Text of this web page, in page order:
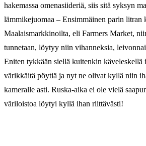
hakemassa omenasiideriä, siis sitä syksyn
lämmikejuomaa – Ensimmäinen parin litran
Maalaismarkkinoilta, eli Farmers Market,
tunnetaan, löytyy niin vihanneksia,
Eniten tykkään siellä kuitenkin käveleskellä
värikkäitä pöytiä ja nyt ne olivat kyllä niin
kameralle asti. Ruska-aika ei ole vielä
väriloistoa löytyi kyllä ihan riittävästi!